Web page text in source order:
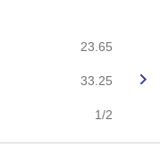
23.65
33.25
1/2